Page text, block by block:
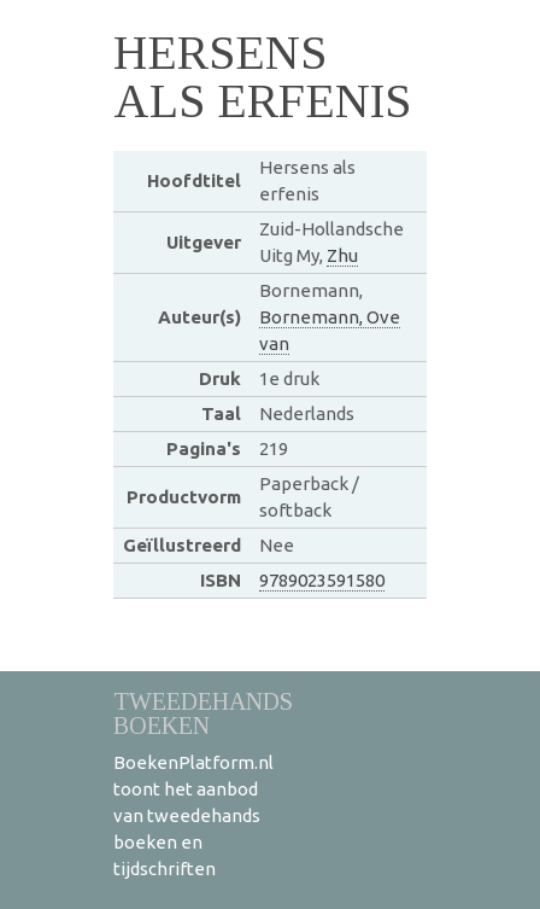
HERSENS
ALS ERFENIS
Hoofdtitel
Hersens als
erfenis
Uitgever
Zuid-Hollandsche
Uitg My, Zhu
Auteur(s)
Bornemann,
Bornemann, Ove
van
Druk
1e druk
Taal
Nederlands
Pagina's
219
Productvorm
Paperback /
softback
Geïllustreerd
Nee
ISBN
9789023591580
TWEEDEHANDS
BOEKEN
BoekenPlatform.nl
toont het aanbod
van tweedehands
boeken en
tijdschriften